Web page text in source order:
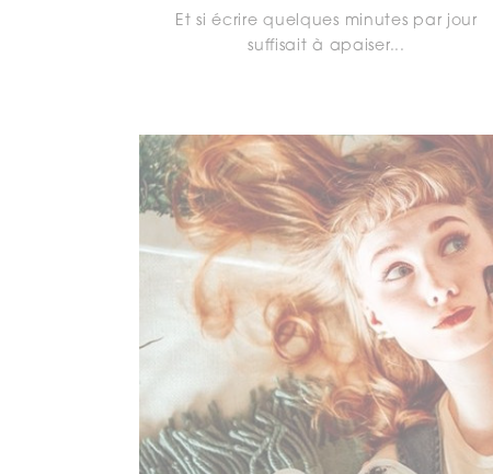
Et si écrire quelques minutes par jour
suffisait à apaiser...